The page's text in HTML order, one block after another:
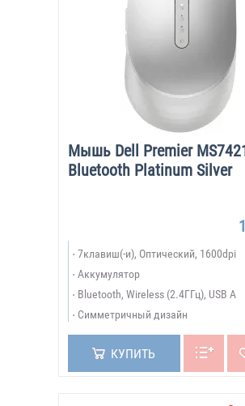
Мышь Dell Premier
Bluetooth Platinum Silver
7клавиш(-и), Оптический, 1600dpi
Аккумулятор
Bluetooth, Wireless (2.4ГГц), USB A
Симметричный дизайн
КУПИТЬ